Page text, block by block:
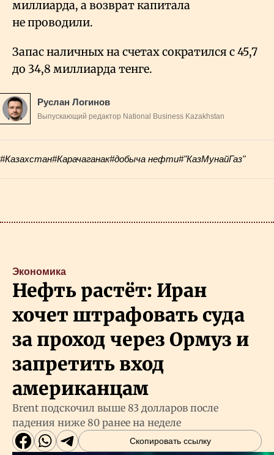
миллиарда, а возврат капитала
не проводили.
Запас наличных на счетах сократился с 45,7
до 34,8 миллиарда тенге.
Руслан Логинов
Выпускающий редактор National Business Kazakhstan
#Казахстан#Карачаганак#добыча нефти#"КазМунайГаз"
Экономика
Нефть растёт: Иран
хочет штрафовать суда
за проход через Ормуз и
запретить вход
американцам
Brent подскочил выше 83 долларов после
падения ниже 80 ранее на неделе
Скопировать ссылку